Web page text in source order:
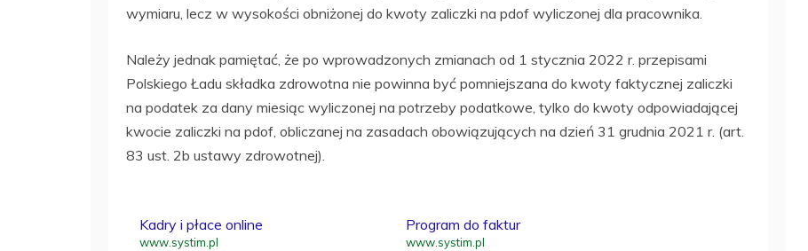
wymiaru, lecz w wysokości obniżonej do kwoty zaliczki na pdof wyliczonej dla pracownika.
Należy jednak pamiętać, że po wprowadzonych zmianach od 1 stycznia 2022 r. przepisami
Polskiego Ładu składka zdrowotna nie powinna być pomniejszana do kwoty faktycznej zaliczki
na podatek za dany miesiąc wyliczonej na potrzeby podatkowe, tylko do kwoty odpowiadającej
kwocie zaliczki na pdof, obliczanej na zasadach obowiązujących na dzień 31 grudnia 2021 r. (art.
83 ust. 2b ustawy zdrowotnej).
Kadry i płace online
www.systim.pl
Program do faktur
www.systim.pl